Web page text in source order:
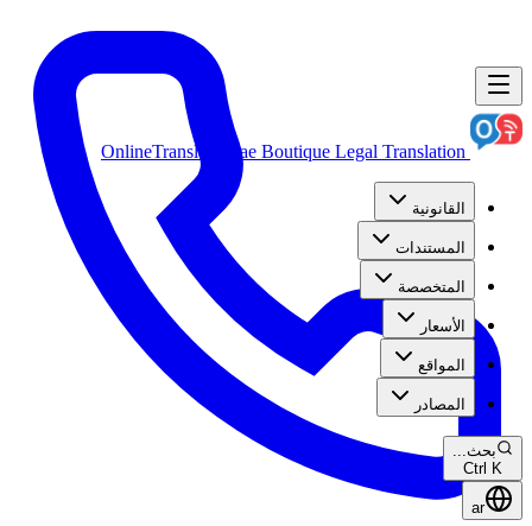
OnlineTranslation.ae Boutique Legal Translation
القانونية
المستندات
المتخصصة
الأسعار
المواقع
المصادر
بحث...
Ctrl K
ar